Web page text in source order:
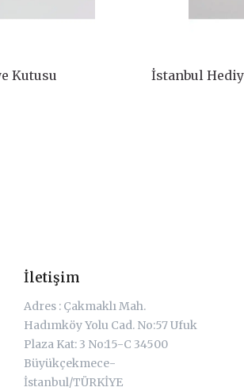
Kutusu İstanbul
İletişim
Adres : Çakmaklı Mah.
Hadımköy Yolu Cad. No:57 Ufuk
Plaza Kat: 3 No:15-C 34500
Büyükçekmece-
İstanbul/TÜRKİYE